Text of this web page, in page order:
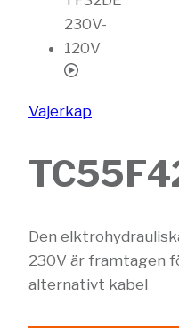
Vajerkap
Den
230V är framtagen
alternativt kabel